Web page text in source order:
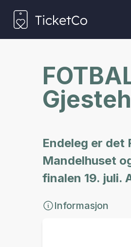
Endeleg er det
Mandelhuset
finalen 19. juli.
Informasjon